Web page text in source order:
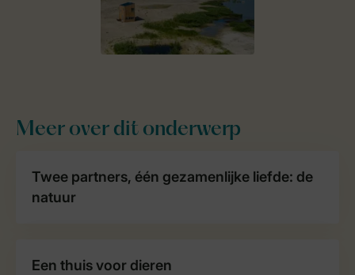
Meer over dit onderwerp
Twee partners, één gezamenlijke liefde: de
natuur
Een thuis voor dieren